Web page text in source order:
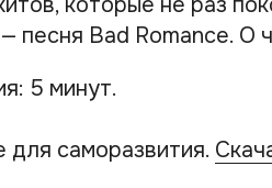
песня Bad Romance. О
5 минут.
саморазвития.